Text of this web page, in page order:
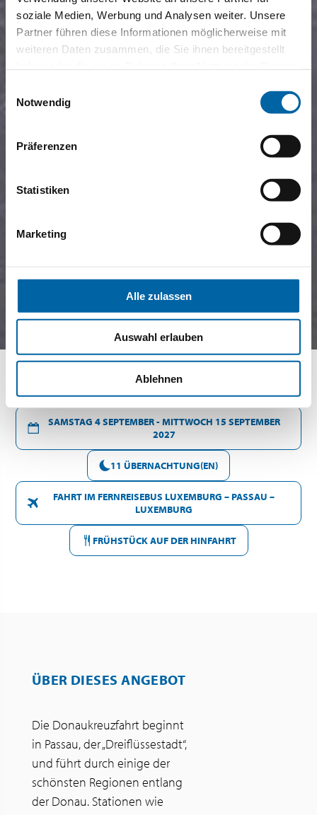
soziale Medien, Werbung und Analysen weiter. Unsere
Partner führen diese Informationen möglicherweise mit
weiteren Daten zusammen, die Sie ihnen bereitgestellt
Notwendig
Präferenzen
Statistiken
Marketing
Alle zulassen
Auswahl erlauben
Ablehnen
SAMSTAG 4 SEPTEMBER - MITTWOCH 15 SEPTEMBER
2027
11 ÜBERNACHTUNG(EN)
FAHRT IM FERNREISEBUS LUXEMBURG – PASSAU –
LUXEMBURG
FRÜHSTÜCK AUF DER HINFAHRT
ÜBER DIESES ANGEBOT
Die Donaukreuzfahrt beginnt
in Passau, der „Dreiflüssestadt“,
und führt durch einige der
schönsten Regionen entlang
der Donau. Stationen wie